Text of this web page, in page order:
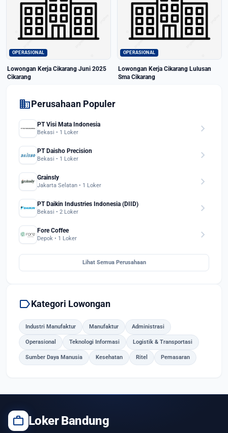
OPERASIONAL
Lowongan Kerja Cikarang Juni 2025
Cikarang
OPERASIONAL
Lowongan Kerja Cikarang Lulusan
Sma Cikarang
domainPerusahaan Populer
PT Visi Mata Indonesia
Bekasi • 1 Loker chevron_right
PT Daisho Precision
Bekasi • 1 Loker chevron_right
Grainsly
Jakarta Selatan • 1 Loker chevron_right
PT Daikin Industries Indonesia (DIID)
Bekasi • 2 Loker chevron_right
Fore Coffee
Depok • 1 Loker chevron_right
Lihat Semua Perusahaan
labelKategori Lowongan
Industri Manufaktur Manufaktur Administrasi
Operasional Teknologi Informasi Logistik & Transportasi
Sumber Daya Manusia Kesehatan Ritel Pemasaran
work Loker Bandung